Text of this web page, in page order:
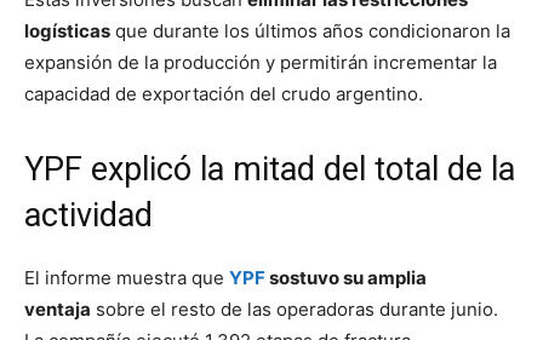
logísticas que durante los últimos años condicionaron la
expansión de la producción y permitirán incrementar la
capacidad de exportación del crudo argentino.
YPF explicó la mitad del total de la
actividad
El informe muestra que YPFsostuvo su amplia
ventaja sobre el resto de las operadoras durante junio.